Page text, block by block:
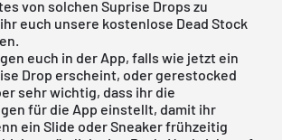
von solchen Suprise Drops zu
euch unsere kostenlose Dead Stock
euch in der App, falls wie jetzt ein
Drop erscheint, oder gerestocked
sehr wichtig, dass ihr die
für die App einstellt, damit ihr
ein Slide oder Sneaker frühzeitig